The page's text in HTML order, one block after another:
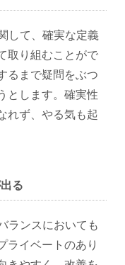
して、確実な定義
取り組むことがで
るまで疑問をぶつ
とします。確実性
れず、やる気も起
る
ランスにおいても
ライベートのあり